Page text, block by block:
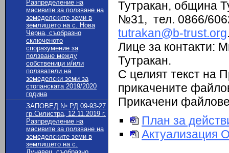
Разпределение на
масивите за ползване на
земеделските земи в
землището на с. Нова
Черна, съобразно
сключеното
споразумение за
ползване между
собственици и/или
ползватели на
земеделски земи за
стопанската 2019/2020
година
ЗАПОВЕД № РД 09-93-27
гр.Силистра, 12.11.2019 г.
Разпределение на
масивите за ползване на
земеделските земи в
землището на с.
Тутракан, община
№31, тел. 0866/
tutrakan@b-trust.org
Лице за контакти:
Тутракан.
С целият текст на
прикачените
Прикачени
План за
Актуализация